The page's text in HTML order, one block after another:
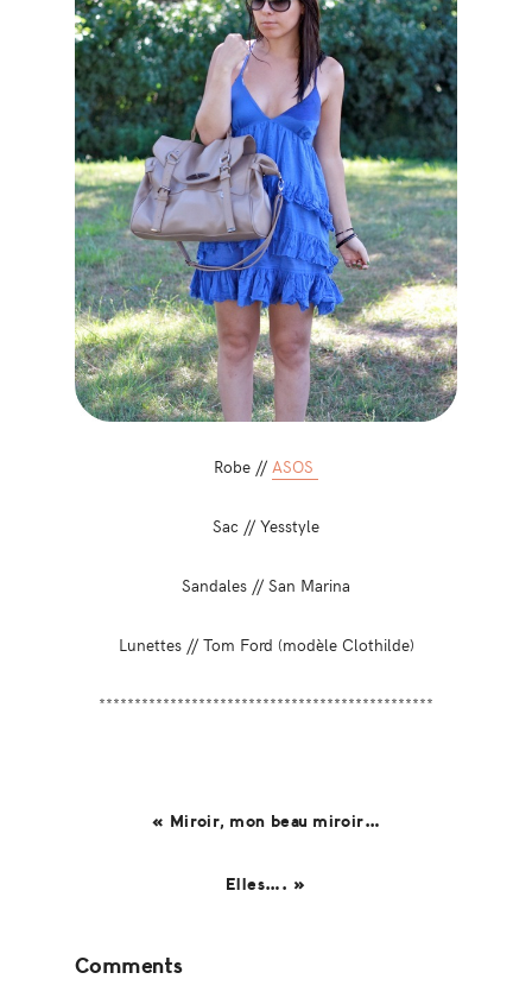
Robe // ASOS
Sac // Yesstyle
Sandales // San Marina
Lunettes // Tom Ford (modèle Clothilde)
***********************************************
« Miroir, mon beau miroir…
Elles…. »
Interactions
Comments